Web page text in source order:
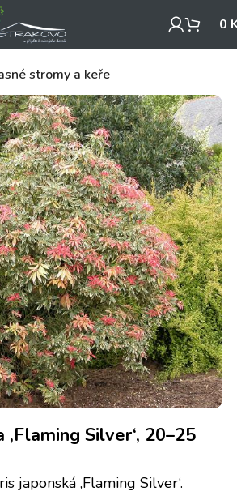
0
stromy a keře
‚Flaming Silver‘, 20–25
japonská ‚Flaming Silver‘.